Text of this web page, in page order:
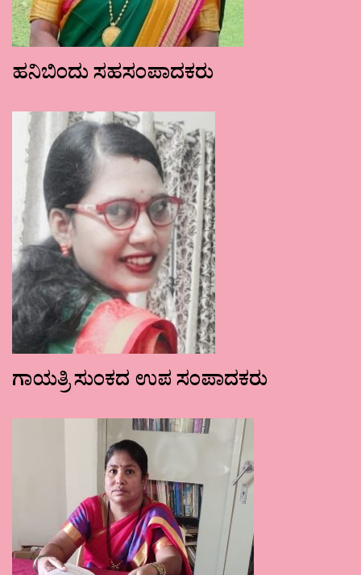
ಹನಿಬಿಂದು ಸಹಸಂಪಾದಕರು
ಗಾಯತ್ರಿ ಸುಂಕದ ಉಪ ಸಂಪಾದಕರು